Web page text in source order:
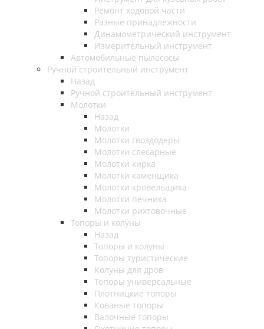
Ремонт ходовой части
Разные принадлежности
Динамометрический инструмент
Измерительный инструмент
Автомобильные пылесосы
Ручной строительный инструмент
Назад
Ручной строительный инструмент
Молотки
Назад
Молотки
Молотки гвоздодеры
Молотки слесарные
Молотки кирка
Молотки каменщика
Молотки кровельщика
Молотки печника
Молотки рихтовочные
Топоры и колуны
Назад
Топоры и колуны
Топоры туристические
Колуны для дров
Топоры универсальные
Плотницкие топоры
Кованые топоры
Валочные топоры